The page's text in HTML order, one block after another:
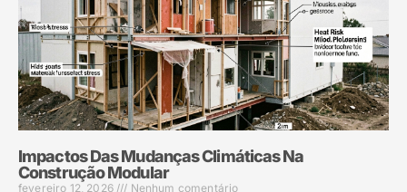
Impactos Das Mudanças Climáticas Na
Construção Modular
fevereiro 12, 2026 Nenhum comentário